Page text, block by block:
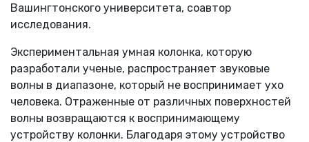
Вашингтонского университета, соавтор
исследования.
Экспериментальная умная колонка, которую
разработали ученые, распространяет звуковые
волны в диапазоне, который не воспринимает ухо
человека. Отраженные от различных поверхностей
волны возвращаются к воспринимающему
устройству колонки. Благодаря этому устройство